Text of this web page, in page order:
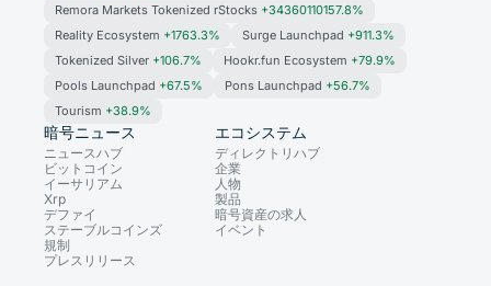
Remora Markets Tokenized rStocks +34360110157.8%
Reality Ecosystem +1763.3% Surge Launchpad +911.3%
Tokenized Silver +106.7% Hookr.fun Ecosystem +79.9%
Pools Launchpad +67.5% Pons Launchpad +56.7%
Tourism +38.9%
暗号ニュース
ニュースハブ
ビットコイン
イーサリアム
Xrp
デファイ
ステーブルコインズ
規制
プレスリリース
エコシステム
ディレクトリハブ
企業
人物
製品
暗号資産の求人
イベント